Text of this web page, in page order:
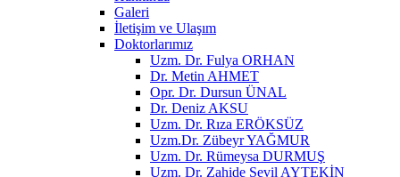
Galeri
İletişim ve Ulaşım
Doktorlarımız
Uzm. Dr. Fulya ORHAN
Dr. Metin AHMET
Opr. Dr. Dursun ÜNAL
Dr. Deniz AKSU
Uzm. Dr. Rıza ERÖKSÜZ
Uzm.Dr. Zübeyr YAĞMUR
Uzm. Dr. Rümeysa DURMUŞ
Uzm. Dr. Zahide Sevil AYTEKİN